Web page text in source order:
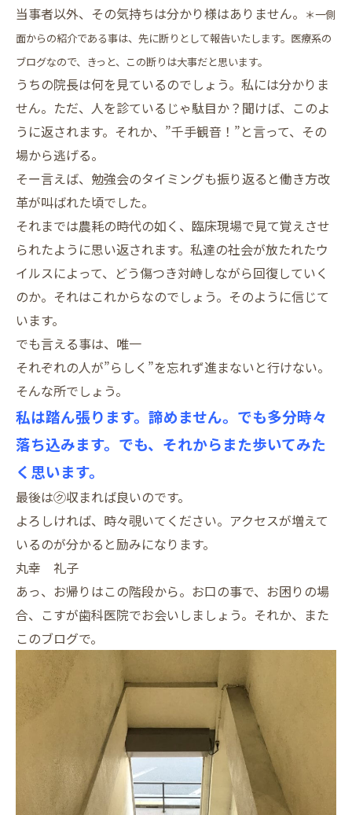
当事者以外、その気持ちは分かり様はありません。
＊一側
面からの紹介である事は、先に断りとして報告いたします。医療系の
ブログなので、きっと、この断りは大事だと思います。
うちの院長は何を見ているのでしょう。私には分かりま
せん。ただ、人を診ているじゃ駄目か？聞けば、このよ
うに返されます。それか、”千手観音！”と言って、その
場から逃げる。
そー言えば、勉強会のタイミングも振り返ると働き方改
革が叫ばれた頃でした。
それまでは農耗の時代の如く、臨床現場で見て覚えさせ
られたように思い返されます。私達の社会が放たれたウ
イルスによって、どう傷つき対峙しながら回復していく
のか。それはこれからなのでしょう。そのように信じて
います。
でも言える事は、唯一
それぞれの人が”らしく”を忘れず進まないと行けない。
そんな所でしょう。
私は踏ん張ります。諦めません。でも多分時々
落ち込みます。でも、それからまた歩いてみた
く思います。
最後は㋗収まれば良いのです。
よろしければ、時々覗いてください。アクセスが増えて
いるのが分かると励みになります。
丸幸 礼子
あっ、お帰りはこの階段から。お口の事で、お困りの場
合、こすが歯科医院でお会いしましょう。それか、また
このブログで。